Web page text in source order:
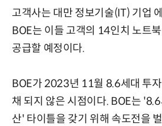
고객사는 대만 정보기술(IT) 기업
BOE는 이들 고객의 14인치 노트
공급할 예정이다.
BOE가 2023년 11월 8.6세대 투
채 되지 않은 시점이다. BOE는
산' 타이틀을 갖기 위해 속도전을